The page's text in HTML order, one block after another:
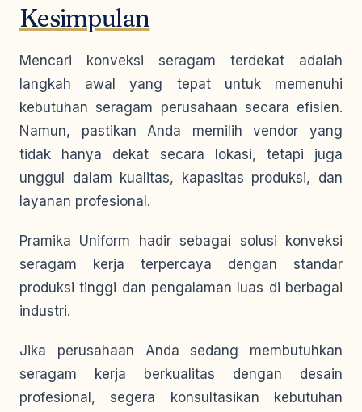
Kesimpulan
Mencari konveksi seragam terdekat adalah
langkah awal yang tepat untuk memenuhi
kebutuhan seragam perusahaan secara efisien.
Namun, pastikan Anda memilih vendor yang
tidak hanya dekat secara lokasi, tetapi juga
unggul dalam kualitas, kapasitas produksi, dan
layanan profesional.
Pramika Uniform hadir sebagai solusi konveksi
seragam kerja terpercaya dengan standar
produksi tinggi dan pengalaman luas di berbagai
industri.
Jika perusahaan Anda sedang membutuhkan
seragam kerja berkualitas dengan desain
profesional, segera konsultasikan kebutuhan